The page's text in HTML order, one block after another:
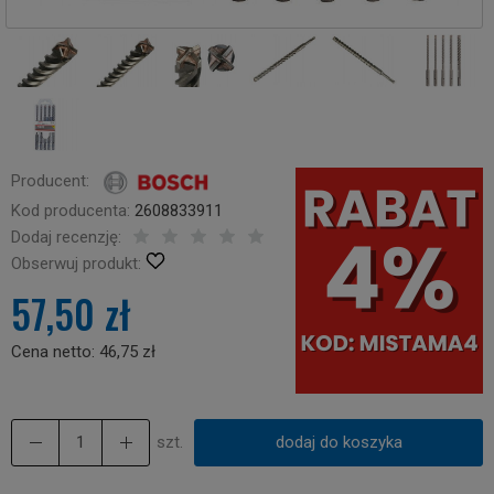
Producent:
Kod producenta: 2608833911
Dodaj recenzję:
Obserwuj produkt:
57,50 zł
Cena netto: 46,75 zł
szt. dodaj do koszyka